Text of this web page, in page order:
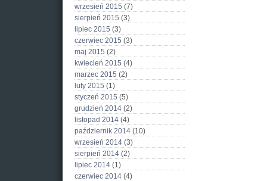
wrzesień 2015 (7)
sierpień 2015 (3)
lipiec 2015 (3)
czerwiec 2015 (3)
maj 2015 (2)
kwiecień 2015 (4)
marzec 2015 (2)
luty 2015 (1)
styczeń 2015 (5)
grudzień 2014 (2)
listopad 2014 (4)
październik 2014 (10)
wrzesień 2014 (3)
sierpień 2014 (2)
lipiec 2014 (1)
czerwiec 2014 (4)